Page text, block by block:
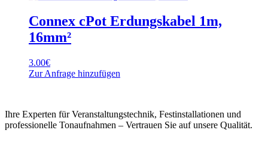
Connex cPot Erdungskabel 1m,
16mm²
3.00€
Zur Anfrage hinzufügen
Ihre Experten für Veranstaltungstechnik, Festinstallationen und
professionelle Tonaufnahmen – Vertrauen Sie auf unsere Qualität.